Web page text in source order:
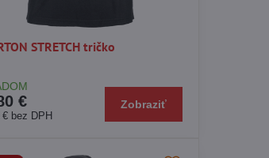
STRETCH tričko
€
€ bez DPH
Zobraziť